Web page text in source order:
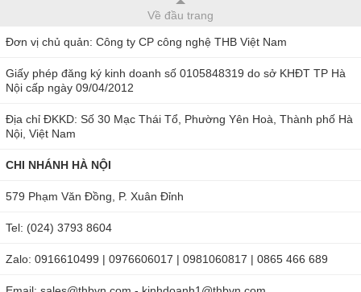
Về đầu trang
Đơn vị chủ quản: Công ty CP công nghệ THB Việt Nam
Giấy phép đăng ký kinh doanh số 0105848319 do sở KHĐT TP Hà
Nội cấp ngày 09/04/2012
Địa chỉ ĐKKD: Số 30 Mạc Thái Tổ, Phường Yên Hoà, Thành phố Hà
Nội, Việt Nam
CHI NHÁNH HÀ NỘI
579 Phạm Văn Đồng, P. Xuân Đỉnh
Tel: (024) 3793 8604
Zalo: 0916610499 | 0976606017 | 0981060817 | 0865 466 689